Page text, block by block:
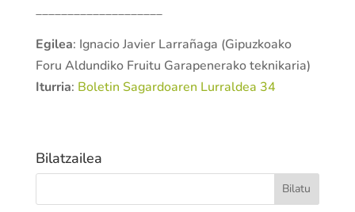
____________________
Egilea: Ignacio Javier Larrañaga (Gipuzkoako
Foru Aldundiko Fruitu Garapenerako teknikaria)
Iturria: Boletin Sagardoaren Lurraldea 34
Bilatzailea